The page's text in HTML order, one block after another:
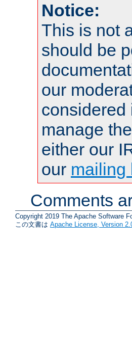
Notice:
This is not
should be
our
considered
manage
either our
our mailing
Comments
Copyright 2019 The Apache Software
この文書は Apache License, Version